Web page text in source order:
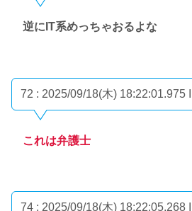
逆にIT系めっちゃおるよな
72 : 2025/09/18(木) 18:22:01.975
これは弁護士
74 : 2025/09/18(木) 18:22:05.268